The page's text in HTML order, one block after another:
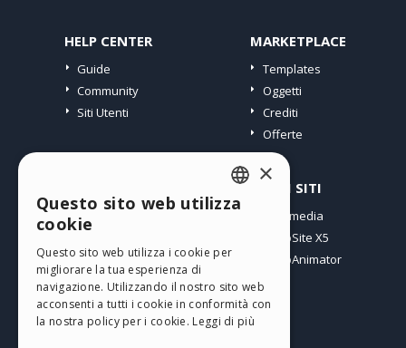
HELP CENTER
Guide
Community
Siti Utenti
MARKETPLACE
Templates
Oggetti
Crediti
Offerte
I miei post
I miei Download
Spazio Web
I miei Crediti
ALTRI SITI
Incomedia
WebSite X5
WebAnimator
ENGLISH
SPANISH
PORTUGUESE
×
Questo sito web utilizza
cookie
Questo sito web utilizza i cookie per
migliorare la tua esperienza di
navigazione. Utilizzando il nostro sito web
acconsenti a tutti i cookie in conformità con
la nostra policy per i cookie. Leggi di più